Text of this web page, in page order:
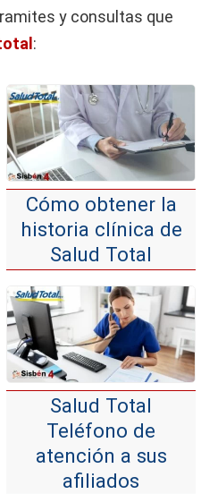
y consultas que
:
Cómo obtener la
historia clínica de
Salud Total
Salud Total
Teléfono de
atención a sus
afiliados